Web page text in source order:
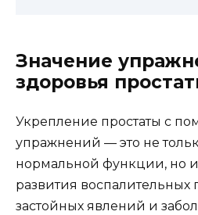
Значение
здоровья
Укрепление простаты с
упражнений — это не
нормальной функции, но
развития воспалительных
застойных явлений и